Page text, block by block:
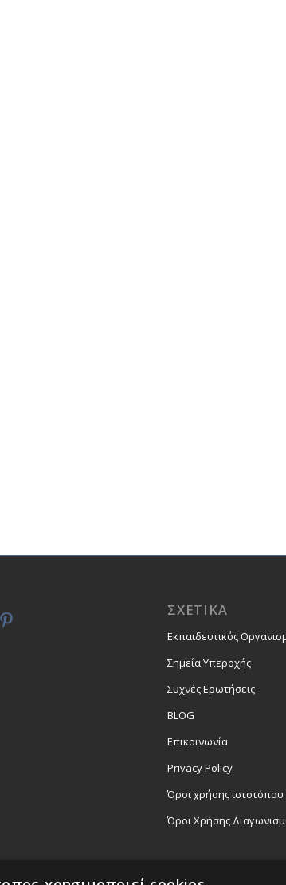
ΣΧΕΤΙΚΑ
Εκπαιδευτικός
Σημεία Υπεροχής
Συχνές Ερωτήσεις
BLOG
Επικοινωνία
Privacy Policy
Όροι χρήσης
Όροι Χρήσης